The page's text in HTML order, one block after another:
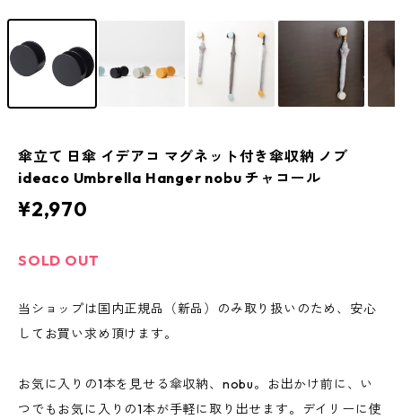
傘立て 日傘 イデアコ マグネット付き傘収納 ノブ
ideaco Umbrella Hanger nobu チャコール
¥2,970
SOLD OUT
当ショップは国内正規品（新品）のみ取り扱いのため、安心
してお買い求め頂けます。
お気に入りの1本を見せる傘収納、nobu。お出かけ前に、い
つでもお気に入りの1本が手軽に取り出せます。デイリーに使